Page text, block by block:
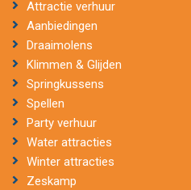
Attractie verhuur
Aanbiedingen
Draaimolens
Klimmen & Glijden
Springkussens
Spellen
Party verhuur
Water attracties
Winter attracties
Zeskamp